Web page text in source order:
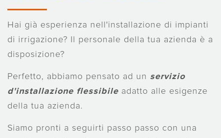
Hai già esperienza nell'installazione di impianti
di irrigazione? Il personale della tua azienda è a
disposizione?
Perfetto, abbiamo pensato ad un servizio
d'installazione flessibile adatto alle esigenze
della tua azienda.
Siamo pronti a seguirti passo passo con una